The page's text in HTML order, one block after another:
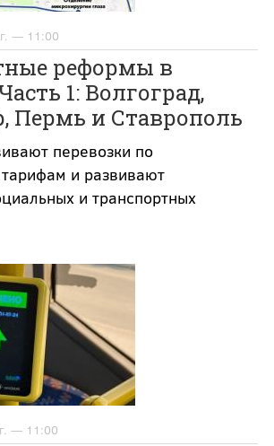
г. — 11:00
реформы в
1: Волгоград,
Пермь и Ставрополь
перевозки по
и развивают
и транспортных
— 11:00